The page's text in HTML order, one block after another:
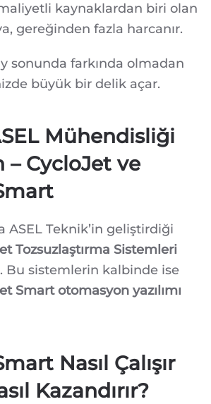
kaynaklardan biri olan
gereğinden fazla harcanır.
sonunda farkında olmadan
büyük bir delik açar.
Mühendisliği
– CycloJet ve
ASEL Teknik’in geliştirdiği
Tozsuzlaştırma Sistemleri
Bu sistemlerin kalbinde ise
Smart otomasyon yazılımı
Nasıl Çalışır
Kazandırır?